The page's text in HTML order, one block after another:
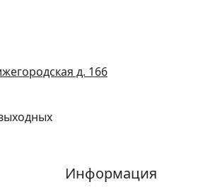
д. 166
Информация